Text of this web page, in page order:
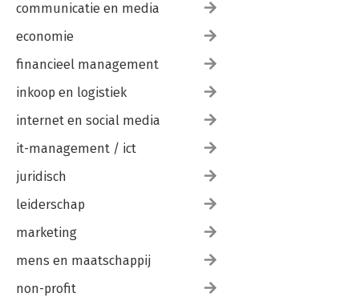
communicatie en media
economie
financieel management
inkoop en logistiek
internet en social media
it-management / ict
juridisch
leiderschap
marketing
mens en maatschappij
non-profit